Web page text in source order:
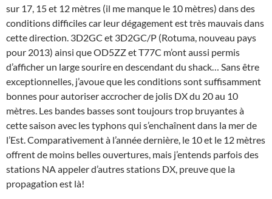
sur 17, 15 et 12 mètres (il me manque le 10 mètres) dans des
conditions difficiles car leur dégagement est très mauvais dans
cette direction. 3D2GC et 3D2GC/P (Rotuma, nouveau pays
pour 2013) ainsi que OD5ZZ et T77C m’ont aussi permis
d’afficher un large sourire en descendant du shack… Sans être
exceptionnelles, j’avoue que les conditions sont suffisamment
bonnes pour autoriser accrocher de jolis DX du 20 au 10
mètres. Les bandes basses sont toujours trop bruyantes à
cette saison avec les typhons qui s’enchaînent dans la mer de
l’Est. Comparativement à l’année dernière, le 10 et le 12 mètres
offrent de moins belles ouvertures, mais j’entends parfois des
stations NA appeler d’autres stations DX, preuve que la
propagation est là!